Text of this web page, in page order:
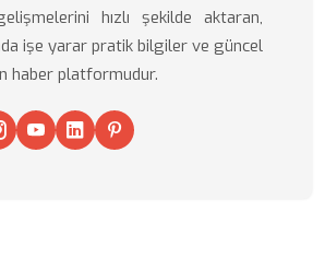
hızlı şekilde aktaran,
işe yarar pratik bilgiler ve güncel
haber platformudur.